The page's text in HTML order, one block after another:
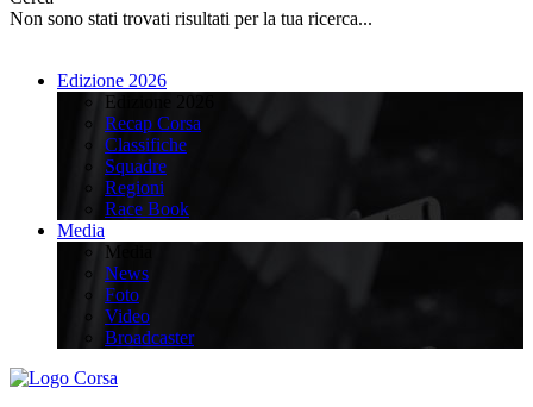
Non sono stati trovati risultati per la tua ricerca...
Edizione 2026
Edizione 2026
Recap Corsa
Classifiche
Squadre
Regioni
Race Book
Media
Media
News
Foto
Video
Broadcaster